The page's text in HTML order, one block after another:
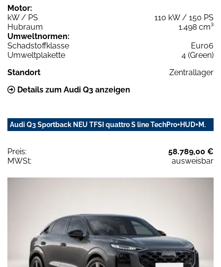
Motor:
kW / PS
110 kW / 150 PS
Hubraum
1.498 cm³
Umweltnormen:
Schadstoffklasse
Euro6
Umweltplakette
4 (Green)
Standort
Zentrallager
Details zum Audi Q3 anzeigen
Audi Q3 Sportback NEU TFSI quattro S line TechPro+HUD+M.
Preis:
58.789,00 €
MWSt:
ausweisbar